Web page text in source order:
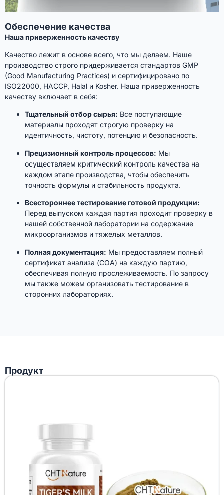
Обеспечение качества
Наша приверженность качеству
Качество лежит в основе всего, что мы делаем. Наше
производство строго придерживается стандартов GMP
(Good Manufacturing Practices) и сертифицировано по
ISO22000, HACCP, Halal и Kosher. Наша приверженность
качеству включает в себя:
Тщательный отбор сырья: Все поступающие
материалы проходят строгую проверку на
идентичность, чистоту, потенцию и безопасность.
Прецизионный контроль процессов: Мы
осуществляем критический контроль качества на
каждом этапе производства, чтобы обеспечить
точность формулы и стабильность продукта.
Всестороннее тестирование готовой продукции:
Перед выпуском каждая партия проходит проверку в
нашей собственной лаборатории на содержание
микроорганизмов и тяжелых металлов.
Полная документация: Мы предоставляем полный
сертификат анализа (COA) на каждую партию,
обеспечивая полную прослеживаемость. По запросу
мы также можем организовать тестирование в
сторонних лабораториях.
Продукт